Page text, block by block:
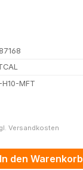
MFT
Versandkosten
In den Warenkorb